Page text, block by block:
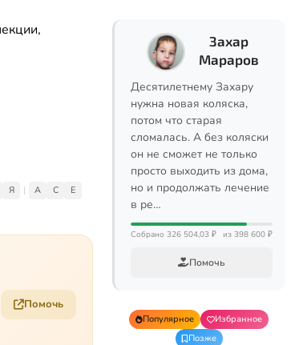
Я | A C
E
Помочь
Захар
Мараров
Десятилетнему Захару
нужна новая коляска,
потом что старая
сломалась. А без коляски
он не сможет не только
просто выходить из дома,
но и продолжать лечение
в ре…
Собрано 326 504,03 ₽ из 398 600 ₽
Помочь
Популярное
Избранное
Позже